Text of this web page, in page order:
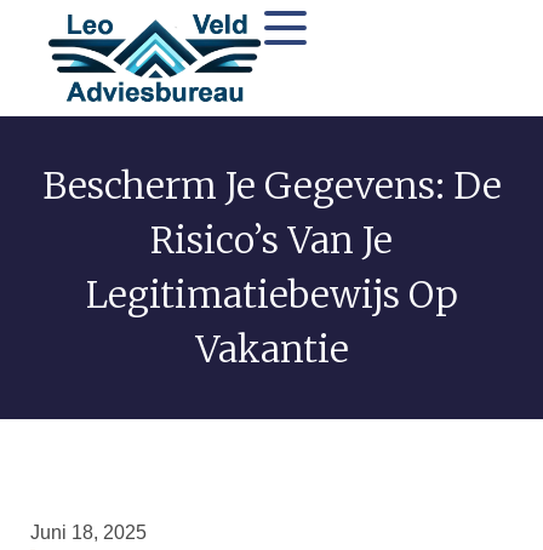
Bescherm Je Gegevens: De
Risico’s Van Je
Legitimatiebewijs Op
Vakantie
Juni 18, 2025